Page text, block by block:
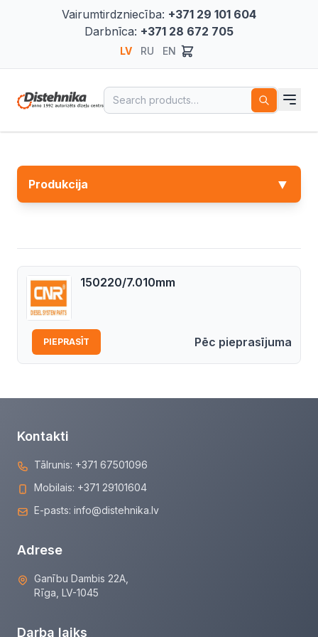
Vairumtirdzniecība: +371 29 101 604
Darbnīca: +371 28 672 705
LV RU EN
Search for:
Produkcija ▼
150220/7.010mm
Pēc pieprasījuma
PIEPRASĪT
Kontakti
Tālrunis: +371 67501096
Mobilais: +371 29101604
E-pasts: info@distehnika.lv
Adrese
Ganību Dambis 22A,
Rīga, LV-1045
Darba laiks